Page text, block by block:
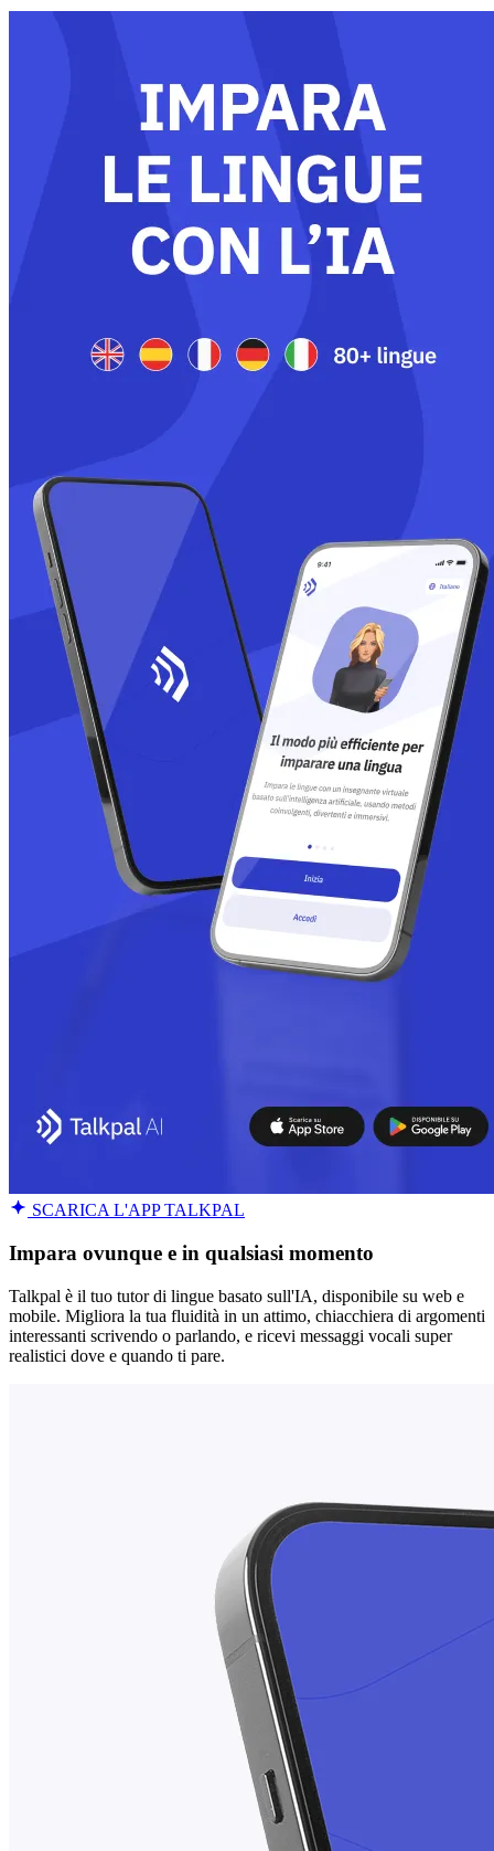
SCARICA L'APP TALKPAL
Impara ovunque e in qualsiasi momento
Talkpal è il tuo tutor di lingue basato sull'IA, disponibile su web e
mobile. Migliora la tua fluidità in un attimo, chiacchiera di argomenti
interessanti scrivendo o parlando, e ricevi messaggi vocali super
realistici dove e quando ti pare.